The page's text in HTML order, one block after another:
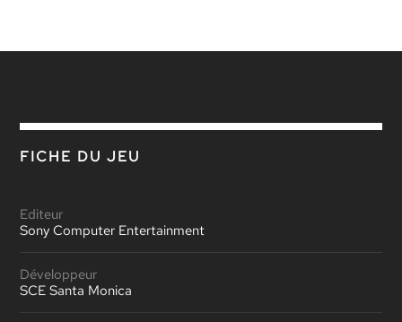
FICHE DU JEU
Editeur
Sony Computer Entertainment
Développeur
SCE Santa Monica